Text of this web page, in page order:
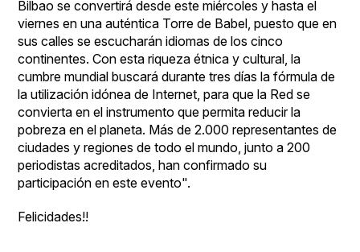
Bilbao se convertirá desde este miércoles y hasta el
viernes en una auténtica Torre de Babel, puesto que en
sus calles se escucharán idiomas de los cinco
continentes. Con esta riqueza étnica y cultural, la
cumbre mundial buscará durante tres días la fórmula de
la utilización idónea de Internet, para que la Red se
convierta en el instrumento que permita reducir la
pobreza en el planeta. Más de 2.000 representantes de
ciudades y regiones de todo el mundo, junto a 200
periodistas acreditados, han confirmado su
participación en este evento".
Felicidades!!